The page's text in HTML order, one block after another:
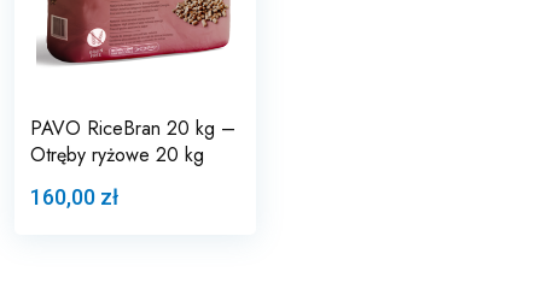
PAVO RiceBran 20 kg –
Otręby ryżowe 20 kg
160,00 zł